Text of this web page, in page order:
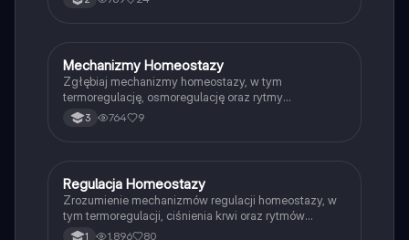
równowagę wewnętrzną i jakie parametry są
Biologia
Mechanizmy Homeostazy
Zgłębiaj mechanizmy homeostazy, w tym
termoregulację, osmoregulację oraz rytmy
biologiczne. Dowiedz się, jak organizmy utrzymują
stabilne warunki wewnętrzne i jakie mechanizmy
3 764 9
Biologia
Regulacja Homeostazy
Zrozumienie mechanizmów regulacji homeostazy, w
tym termoregulacji, ciśnienia krwi oraz rytmów
biologicznych. Dowiedz się, jak organizm utrzymuje
1 1,896 80